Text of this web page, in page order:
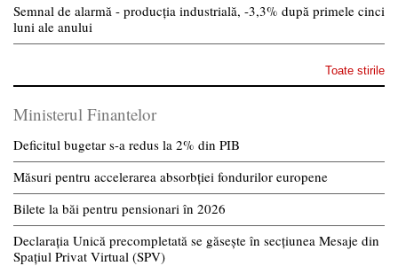
Semnal de alarmă - producția industrială, -3,3% după primele cinci
luni ale anului
Toate stirile
Ministerul Finantelor
Deficitul bugetar s-a redus la 2% din PIB
Măsuri pentru accelerarea absorbției fondurilor europene
Bilete la băi pentru pensionari în 2026
Declarația Unică precompletată se găsește în secțiunea Mesaje din
Spațiul Privat Virtual (SPV)